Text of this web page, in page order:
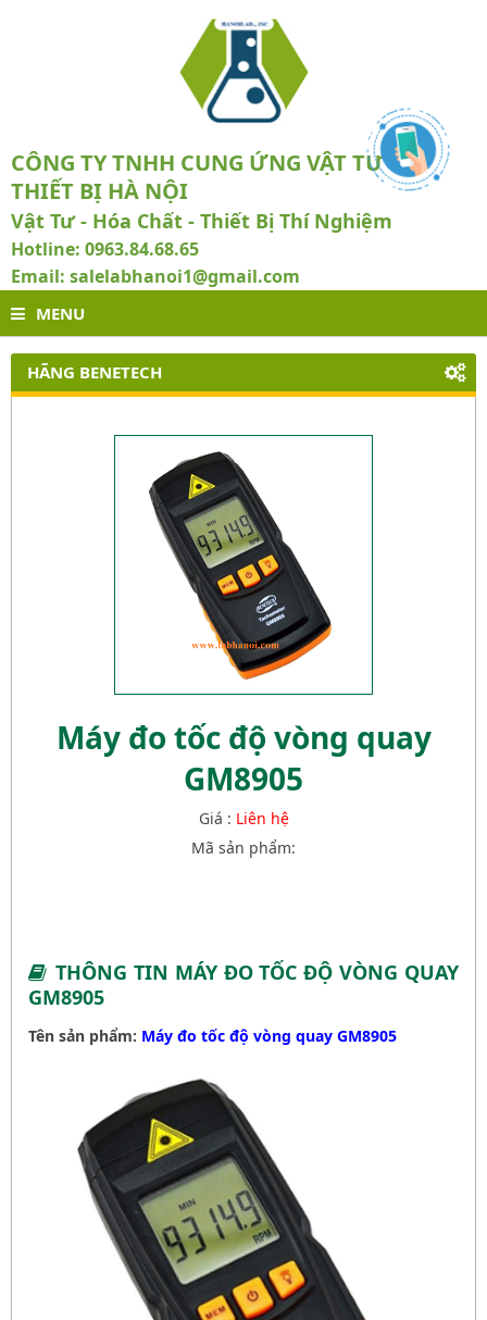
CÔNG TY TNHH CUNG ỨNG VẬT TƯ VÀ
THIẾT BỊ HÀ NỘI
Vật Tư - Hóa Chất - Thiết Bị Thí Nghiệm
Hotline: 0963.84.68.65
Email: salelabhanoi1@gmail.com
MENU
HÃNG BENETECH
Máy đo tốc độ vòng quay
GM8905
Giá : Liên hệ
Mã sản phẩm:
THÔNG TIN MÁY ĐO TỐC ĐỘ VÒNG QUAY
GM8905
Tên sản phẩm: Máy đo tốc độ vòng quay GM8905